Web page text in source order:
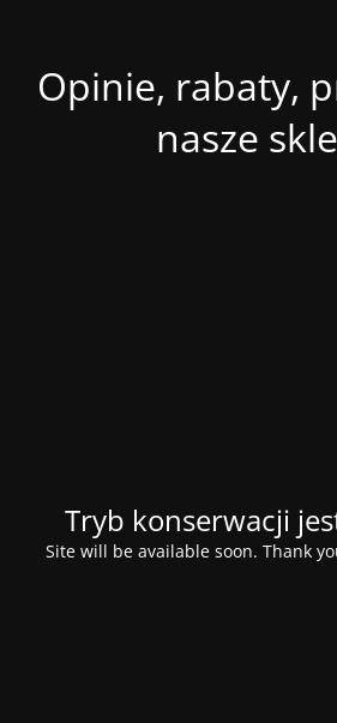
Opinie, rabaty,
nasze
Tryb konserwacji
Site will be available soon. Thank